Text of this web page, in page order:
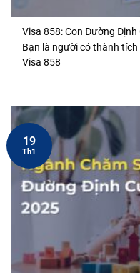
Visa 858: Con Đường Định
Bạn là người có thành
Visa 858
19
Th1